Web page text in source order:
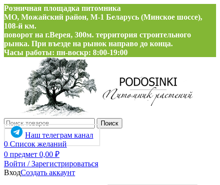
Розничная площадка питомника
МО, Можайский район, М-1 Беларусь (Минское шоссе),
108-й км.
поворот на г.Верея, 300м. территория строительного
рынка. При въезде на рынок направо до конца.
Часы работы: пн-воскр: 8:00-19:00
Поиск
Наш телеграм канал
0 Список желаний
0 предмет 0,00 ₽
Войти / Зарегистрироваться
ВходСоздать аккаунт